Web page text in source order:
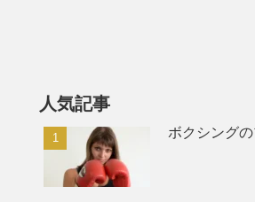
人気記事
ボクシング